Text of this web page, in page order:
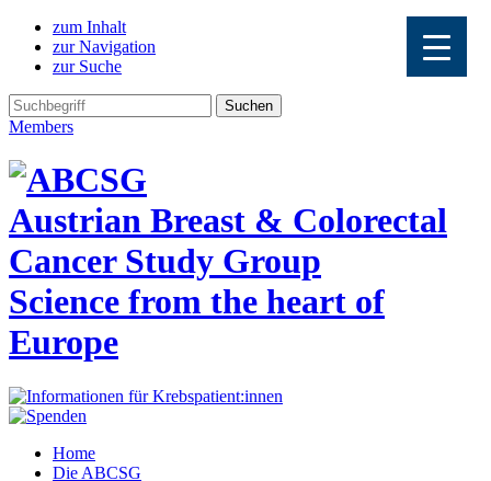
zum Inhalt
zur Navigation
zur Suche
Members
Austrian Breast & Colorectal
Cancer Study Group
Science from the heart of
Europe
Home
Die ABCSG